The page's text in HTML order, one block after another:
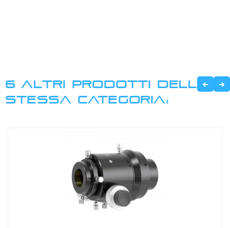
6 ALTRI PRODOTTI DELLA
STESSA CATEGORIA: